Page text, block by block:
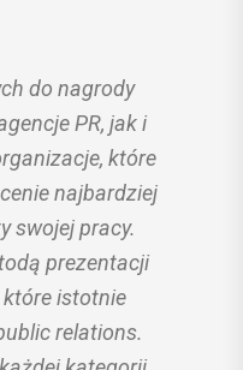
do nagrody
PR, jak i
które
najbardziej
swojej pracy.
prezentacji
istotnie
relations.